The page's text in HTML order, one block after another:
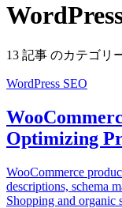
13 記事 のカテゴリ
WordPress SEO
Optimizing
WooCommerce
descriptions, schema
Shopping and organic